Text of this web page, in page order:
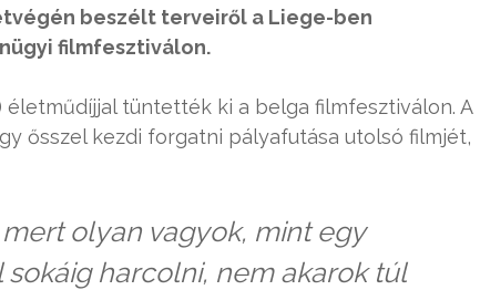
beszélt terveiről a Liege-ben
filmfesztiválon.
életműdíjjal tüntették ki a belga filmfesztiválon. A
ősszel kezdi forgatni pályafutása utolsó filmjét,
olyan vagyok, mint egy
harcolni, nem akarok túl